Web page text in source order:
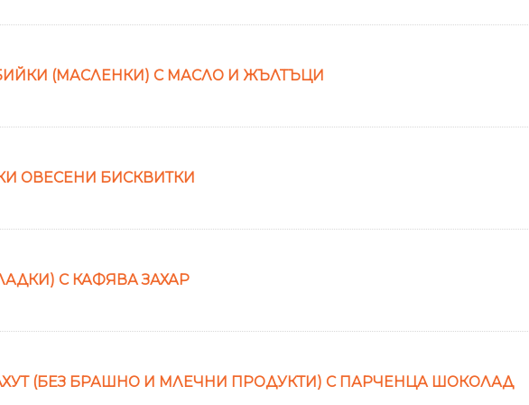
(МАСЛЕНКИ) С МАСЛО И ЖЪЛТЪЦИ
ОВЕСЕНИ БИСКВИТКИ
С КАФЯВА ЗАХАР
(БЕЗ БРАШНО И МЛЕЧНИ ПРОДУКТИ) С ПАРЧЕНЦА ШОКОЛАД